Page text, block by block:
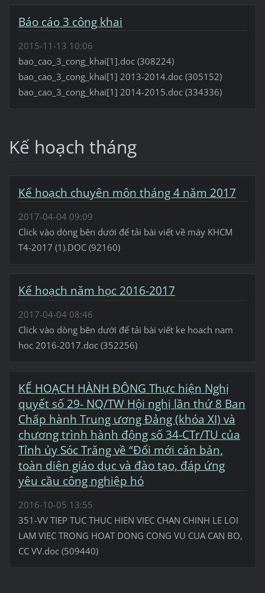
Báo cáo 3 công khai
2015-11-13 10:06
bao_cao_3_cong_khai[1].doc (308224)
bao_cao_3_cong_khai[1] 2013-2014.doc (305152)
bao_cao_3_cong_khai[1] 2014-2015.doc (334336)
Kế hoạch tháng
Kế hoạch chuyên môn tháng 4 năm 2017
2017-04-04 09:09
Click vào dòng bên dưới để tải bài viết về máy KHCM
T4-2017 (1).DOC (92160)
Kế hoạch năm học 2016-2017
2017-04-04 08:46
Click vào dòng bên dưới để tải bài viết ke hoach nam
hoc 2016-2017.doc (352256)
KẾ HOẠCH HÀNH ĐỘNG Thực hiện Nghị
quyết số 29- NQ/TW Hội nghị lần thứ 8 Ban
Chấp hành Trung ương Đảng (khóa XI) và
chương trình hành động số 34-CTr/TU của
Tỉnh ủy Sóc Trăng về “Đổi mới căn bản,
toàn diện giáo dục và đào tạo, đáp ứng
yêu cầu công nghiệp hó
2016-10-05 13:55
351-VV TIEP TUC THUC HIEN VIEC CHAN CHINH LE LOI
LAM VIEC TRONG HOAT DONG CONG VU CUA CAN BO,
CC VV.doc (509440)